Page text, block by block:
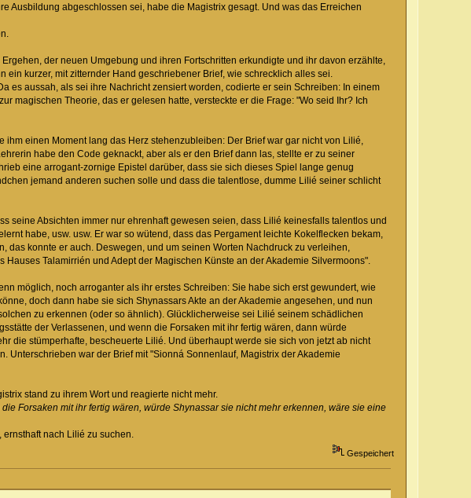
Ausbildung abgeschlossen sei, habe die Magistrix gesagt. Und was das Erreichen
der neuen Umgebung und ihren Fortschritten erkundigte und ihr davon erzählte,
kurzer, mit zitternder Hand geschriebener Brief, wie schrecklich alles sei.
es aussah, als sei ihre Nachricht zensiert worden, codierte er sein Schreiben: In einem
magischen Theorie, das er gelesen hatte, versteckte er die Frage: "Wo seid Ihr? Ich
einen Moment lang das Herz stehenzubleiben: Der Brief war gar nicht von Lilié,
habe den Code geknackt, aber als er den Brief dann las, stellte er zu seiner
eine arrogant-zornige Epistel darüber, dass sie sich dieses Spiel lange genug
jemand anderen suchen solle und dass die talentlose, dumme Lilié seiner schlicht
seine Absichten immer nur ehrenhaft gewesen seien, dass Lilié keinesfalls talentlos und
habe, usw. usw. Er war so wütend, dass das Pergament leichte Kokelflecken bekam,
konnte er auch. Deswegen, und um seinen Worten Nachdruck zu verleihen,
Talamirrién und Adept der Magischen Künste an der Akademie Silvermoons".
möglich, noch arroganter als ihr erstes Schreiben: Sie habe sich erst gewundert, wie
doch dann habe sie sich Shynassars Akte an der Akademie angesehen, und nun
zu erkennen (oder so ähnlich). Glücklicherweise sei Lilié seinem schädlichen
der Verlassenen, und wenn die Forsaken mit ihr fertig wären, dann würde
die stümperhafte, bescheuerte Lilié. Und überhaupt werde sie sich von jetzt ab nicht
war der Brief mit "Sionná Sonnenlauf, Magistrix der Akademie
stand zu ihrem Wort und reagierte nicht mehr.
die Forsaken mit ihr fertig wären, würde Shynassar sie nicht mehr erkennen, wäre sie eine
nach Lilié zu suchen.
Gespeichert